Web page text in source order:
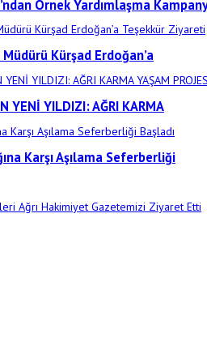
Örnek Yardımlaşma
Müdürü Kürşad Erdoğan’a
YENİ YILDIZI: AĞRI KARMA
Karşı Aşılama Seferberliği